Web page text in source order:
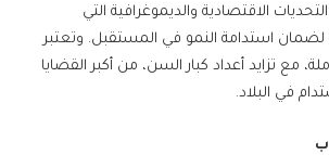
الاقتصادية والديموغرافية التي
لضمان استدامة النمو في المستقبل. وتعتبر
مع تزايد أعداد كبار السن، من أكبر القضايا
في البلاد.